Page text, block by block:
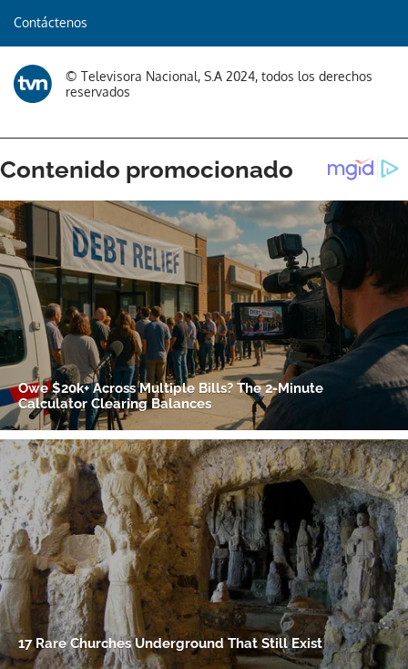
Contáctenos
© Televisora Nacional, S.A 2024, todos los derechos
reservados